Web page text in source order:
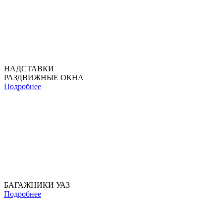
НАДСТАВКИ
РАЗДВИЖНЫЕ ОКНА
Подробнее
БАГАЖНИКИ УАЗ
Подробнее